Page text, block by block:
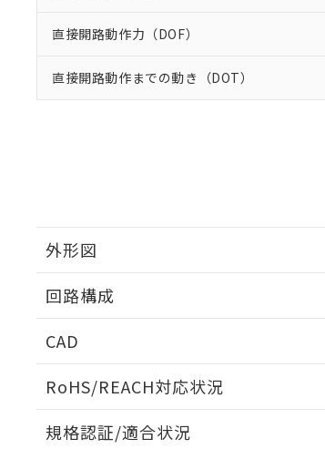
直接開路動作力（DOF）
直接開路動作までの動き（DOT）
外形図
回路構成
CAD
RoHS/REACH対応状況
規格認証/適合状況